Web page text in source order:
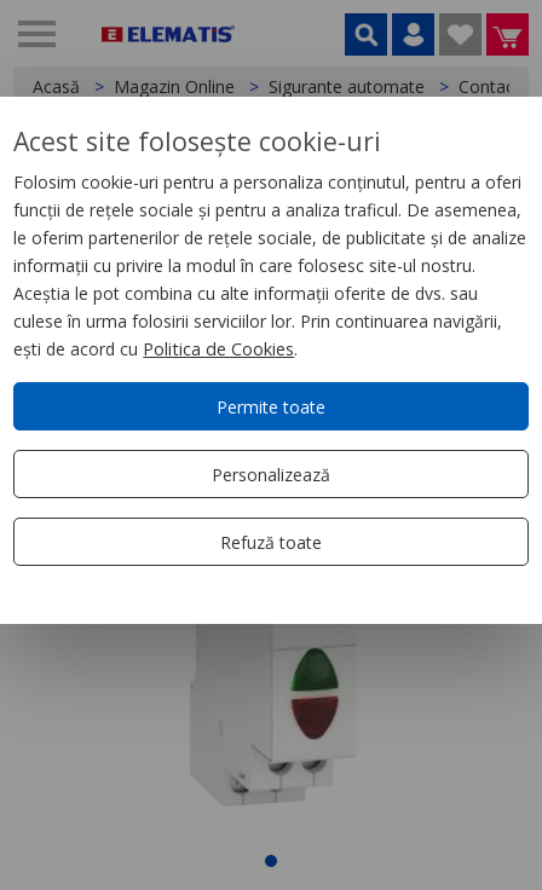
Acasă Magazin Online Sigurante automate Contacte
< Contacte Auxiliare si Bobine declansare
Acti9 Iil Indicator Luminos
dublu, Verde/Rosu, 12-48
Vca/Cc
Acest site folosește cookie-uri
Folosim cookie-uri pentru a personaliza conținutul, pentru a oferi
funcții de rețele sociale și pentru a analiza traficul. De asemenea,
le oferim partenerilor de rețele sociale, de publicitate și de analize
informații cu privire la modul în care folosesc site-ul nostru.
Aceștia le pot combina cu alte informații oferite de dvs. sau
culese în urma folosirii serviciilor lor. Prin continuarea navigării,
ești de acord cu Politica de Cookies.
Permite toate
Personalizează
Refuză toate